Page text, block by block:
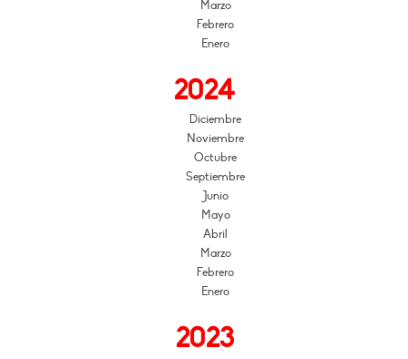
Marzo
Febrero
Enero
2024
Diciembre
Noviembre
Octubre
Septiembre
Junio
Mayo
Abril
Marzo
Febrero
Enero
2023